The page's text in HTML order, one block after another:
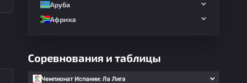
Аруба
Африка
Соревнования и таблицы
Чемпионат Испании: Ла Лига